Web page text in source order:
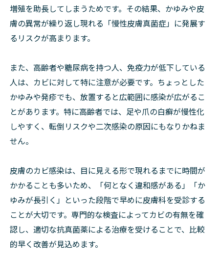
増殖を助長してしまうためです。その結果、かゆみや皮
膚の異常が繰り返し現れる「慢性皮膚真菌症」に発展す
るリスクが高まります。
また、高齢者や糖尿病を持つ人、免疫力が低下している
人は、カビに対して特に注意が必要です。ちょっとした
かゆみや発疹でも、放置すると広範囲に感染が広がるこ
とがあります。特に高齢者では、足や爪の白癬が慢性化
しやすく、転倒リスクや二次感染の原因にもなりかねま
せん。
皮膚のカビ感染は、目に見える形で現れるまでに時間が
かかることも多いため、「何となく違和感がある」「か
ゆみが長引く」といった段階で早めに皮膚科を受診する
ことが大切です。専門的な検査によってカビの有無を確
認し、適切な抗真菌薬による治療を受けることで、比較
的早く改善が見込めます。